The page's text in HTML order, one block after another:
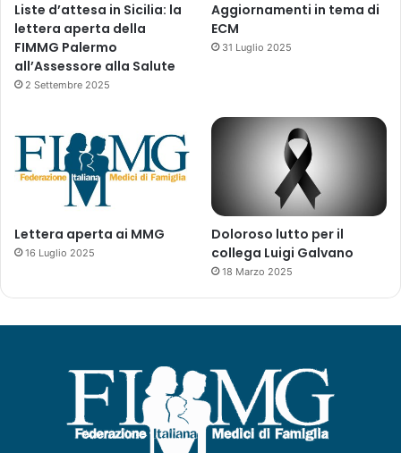
Liste d’attesa in Sicilia: la
lettera aperta della
FIMMG Palermo
all’Assessore alla Salute
2 Settembre 2025
Aggiornamenti in tema di
ECM
31 Luglio 2025
Lettera aperta ai MMG
16 Luglio 2025
Doloroso lutto per il
collega Luigi Galvano
18 Marzo 2025